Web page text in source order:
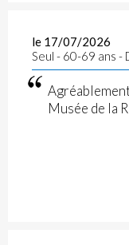
le 17/07/2026
Seul - 60-69 ans
Musée de la